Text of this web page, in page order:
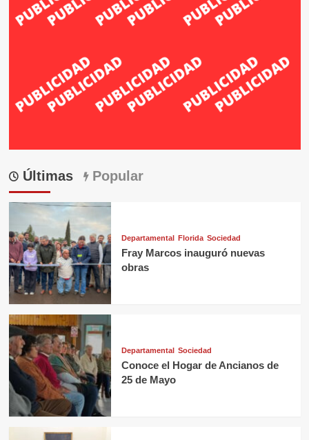
Últimas Popular
Departamental Florida Sociedad
Fray Marcos inauguró nuevas
obras
Departamental Sociedad
Conoce el Hogar de Ancianos de
25 de Mayo